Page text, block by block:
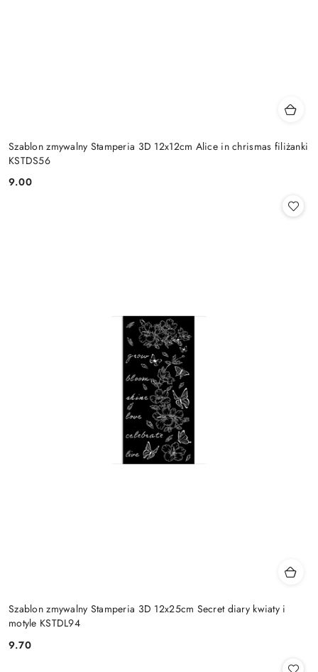
Szablon zmywalny Stamperia 3D 12x12cm Alice in chrismas filiżanki
KSTDS56
Cena:
9.00
Szablon zmywalny Stamperia 3D 12x25cm Secret diary kwiaty i
motyle KSTDL94
Cena:
9.70